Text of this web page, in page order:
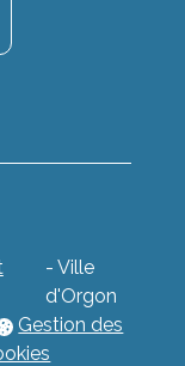
- Ville
d'Orgon
Gestion des